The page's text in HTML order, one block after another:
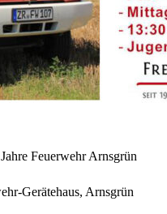
Feuerwehr Arnsgrün
Gerätehaus, Arnsgrün